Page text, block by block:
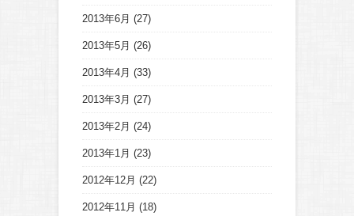
2013年6月 (27)
2013年5月 (26)
2013年4月 (33)
2013年3月 (27)
2013年2月 (24)
2013年1月 (23)
2012年12月 (22)
2012年11月 (18)